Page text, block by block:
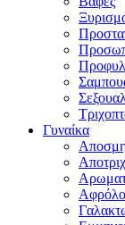
Γυναίκα